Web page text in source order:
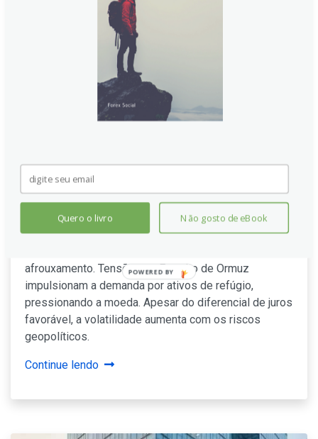
Banxico corta juros e tensões
no Estreito de Ormuz elevam
aversão ao risco
O Peso mexicano recua 0,13% após o Banxico reduzir
afrouxamento. Tensões no Estreito de Ormuz
impulsionam a demanda por ativos de refúgio,
pressionando a moeda. Apesar do diferencial de juros
favorável, a volatilidade aumenta com os riscos
geopolíticos.
Continue lendo
Quero o livro Não gosto de eBook
POWERED
BY